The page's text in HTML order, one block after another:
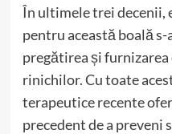
În ultimele trei
pentru această boală
pregătirea și
rinichilor. Cu toate
terapeutice recente
precedent de a preveni